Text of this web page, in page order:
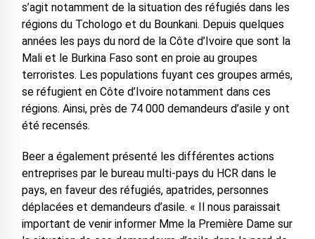
s’agit notamment de la situation des réfugiés dans les
régions du Tchologo et du Bounkani. Depuis quelques
années les pays du nord de la Côte d’Ivoire que sont la
Mali et le Burkina Faso sont en proie au groupes
terroristes. Les populations fuyant ces groupes armés,
se réfugient en Côte d’Ivoire notamment dans ces
régions. Ainsi, près de 74 000 demandeurs d’asile y ont
été recensés.
Beer a également présenté les différentes actions
entreprises par le bureau multi-pays du HCR dans le
pays, en faveur des réfugiés, apatrides, personnes
déplacées et demandeurs d’asile. « Il nous paraissait
important de venir informer Mme la Première Dame sur